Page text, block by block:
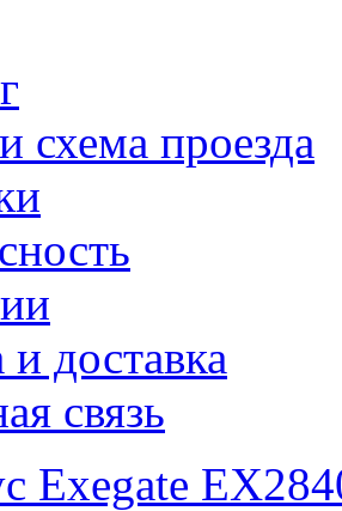
схема проезда
доставка
связь
Exegate